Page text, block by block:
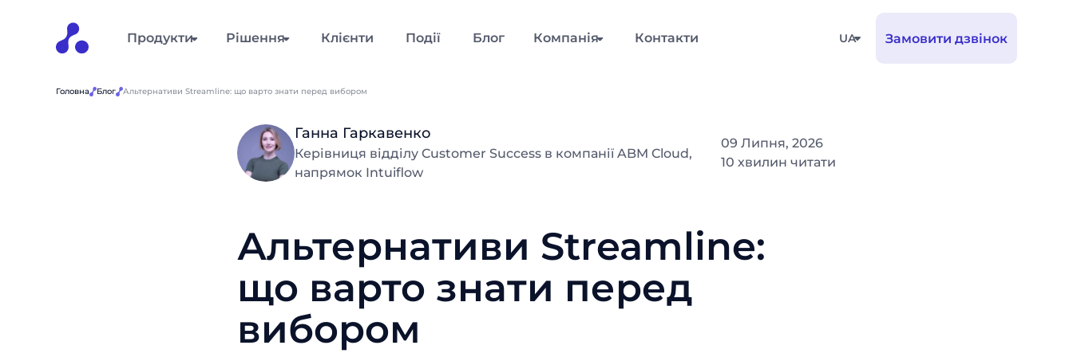
UA Замовити дзвінок
Продукти Рішення Клієнти Події Блог Компанія Контакти
Головна Блог Альтернативи Streamline: що варто знати перед вибором
Ганна Гаркавенко
Керівниця відділу Customer Success в компанії ABM Cloud,
напрямок Intuiflow
09 Липня, 2026
10 хвилин читати
Альтернативи Streamline:
що варто знати перед
вибором